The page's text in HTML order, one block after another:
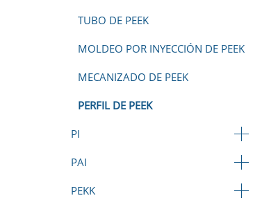
TUBO DE PEEK
MOLDEO POR INYECCIÓN DE PEEK
MECANIZADO DE PEEK
PERFIL DE PEEK
PI
PAI
PEKK